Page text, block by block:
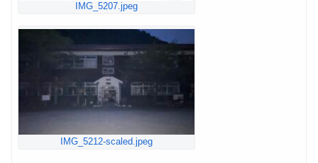
IMG_5207.jpeg
IMG_5212-scaled.jpeg